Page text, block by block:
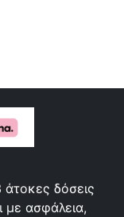
δόσεις
με ασφάλεια,